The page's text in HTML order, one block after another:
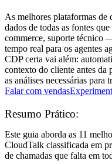
As melhores plataformas
dados de todas as fontes
commerce, suporte técnico
tempo real para os agentes
CDP certa vai além:
contexto do cliente antes da
as análises necessárias para
Falar com vendas
Resumo Prático:
Este guia aborda as 11
CloudTalk classificada em
de chamadas que falta em